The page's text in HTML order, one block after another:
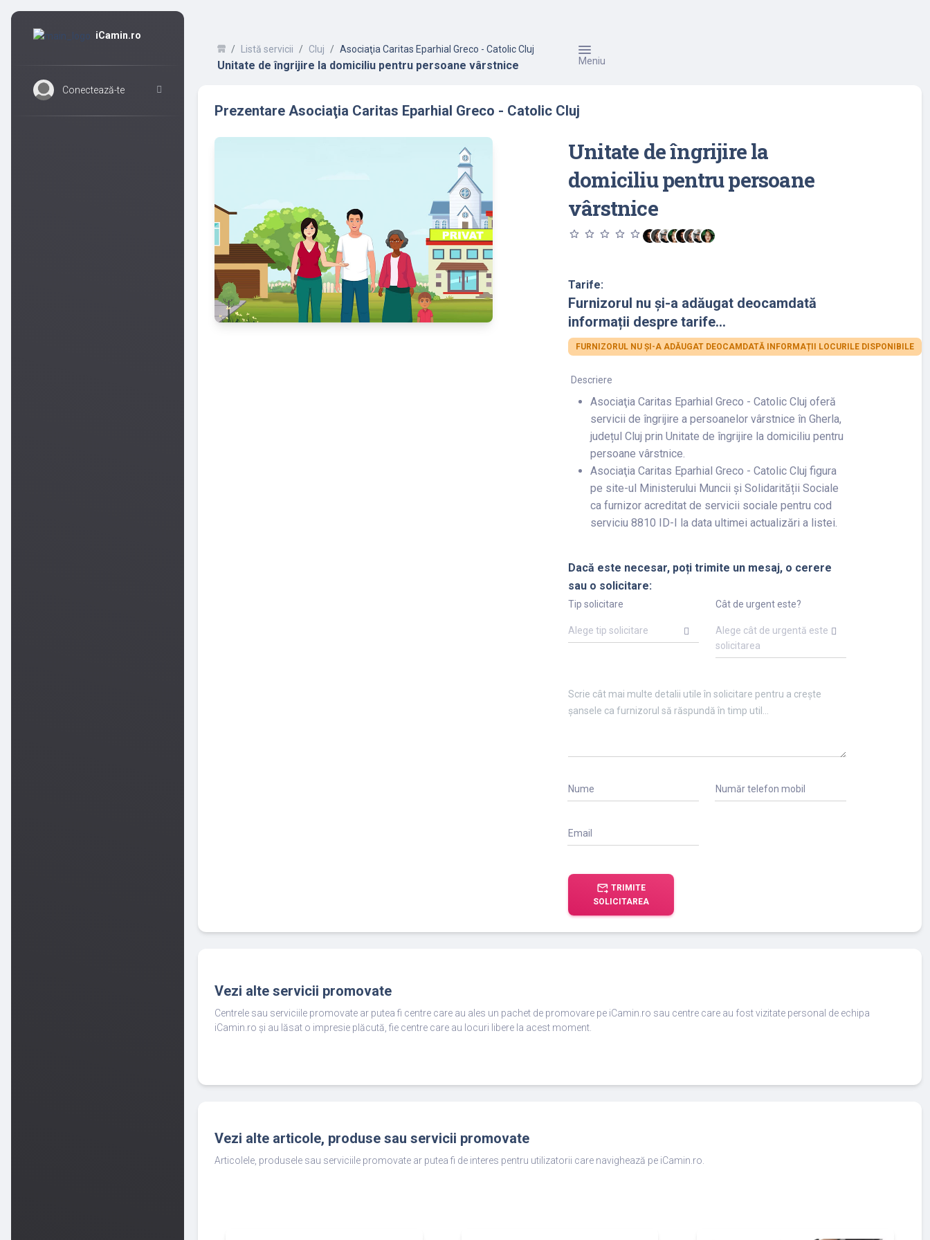
iCamin.ro
Conectează-te
Listă servicii Cluj Asociaţia Caritas Eparhial Greco - Catolic Cluj
Unitate de îngrijire la domiciliu pentru persoane vârstnice Meniu
Prezentare Asociaţia Caritas Eparhial Greco - Catolic Cluj
Unitate de îngrijire la
domiciliu pentru persoane
vârstnice
star_outline star_outline star_outline star_outline star_outline
Tarife:
Furnizorul nu și-a adăugat deocamdată
informații despre tarife...
FURNIZORUL NU ȘI-A ADĂUGAT DEOCAMDATĂ INFORMAȚII LOCURILE DISPONIBILE
Descriere
Asociaţia Caritas Eparhial Greco - Catolic Cluj oferă
servicii de îngrijire a persoanelor vârstnice în Gherla,
județul Cluj prin Unitate de îngrijire la domiciliu pentru
persoane vârstnice.
Asociaţia Caritas Eparhial Greco - Catolic Cluj figura
pe site-ul Ministerului Muncii și Solidarității Sociale
ca furnizor acreditat de servicii sociale pentru cod
serviciu 8810 ID-I la data ultimei actualizări a listei.
Dacă este necesar, poți trimite un mesaj, o cerere
sau o solicitare:
Tip solicitare
Alege tip solicitare
Cât de urgent este?
Alege cât de urgentă este
solicitarea
Nume Număr telefon mobil
Email
forward_to_inbox TRIMITE
SOLICITAREA
Vezi alte servicii promovate
Centrele sau serviciile promovate ar putea fi centre care au ales un pachet de promovare pe iCamin.ro sau centre care au fost vizitate personal de echipa
iCamin.ro și au lăsat o impresie plăcută, fie centre care au locuri libere la acest moment.
Vezi alte articole, produse sau servicii promovate
Articolele, produsele sau serviciile promovate ar putea fi de interes pentru utilizatorii care navighează pe iCamin.ro.